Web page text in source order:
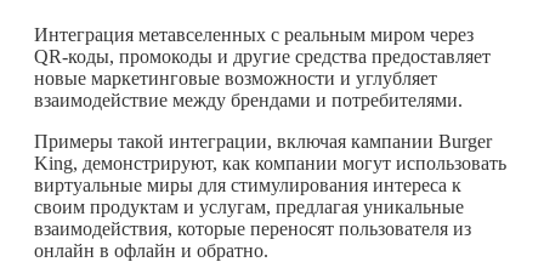
Интеграция метавселенных с реальным миром через
QR-коды, промокоды и другие средства предоставляет
новые маркетинговые возможности и углубляет
взаимодействие между брендами и потребителями.
Примеры такой интеграции, включая кампании Burger
King, демонстрируют, как компании могут использовать
виртуальные миры для стимулирования интереса к
своим продуктам и услугам, предлагая уникальные
взаимодействия, которые переносят пользователя из
онлайн в офлайн и обратно.